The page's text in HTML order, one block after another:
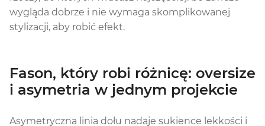
wygląda dobrze i nie wymaga skomplikowanej
stylizacji, aby robić efekt.
Fason, który robi różnicę: oversize
i asymetria w jednym projekcie
Asymetryczna linia dołu nadaje sukience lekkości i